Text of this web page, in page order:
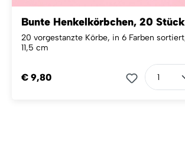
Bunte Henkelkörbchen, 20 Stück
20 vorgestanzte Körbe, in 6 Farben
11,5 cm
€ 9,80